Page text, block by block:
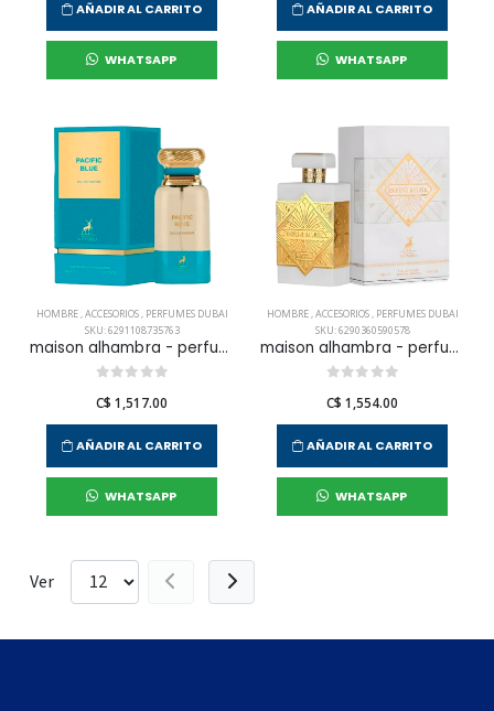
AÑADIR AL CARRITO
WHATSAPP
AÑADIR AL CARRITO
WHATSAPP
HOMBRE,ACCESORIOS, PERFUMES DUBAI
SKU: 6291108735763
maison alhambra - perfume pacific blue edp 80 ml para hombre
C$ 1,517.00
AÑADIR AL CARRITO
WHATSAPP
HOMBRE,ACCESORIOS, PERFUMES DUBAI
SKU: 6290360590578
maison alhambra - perfume infini musk edp 100 ml para hombre
C$ 1,554.00
AÑADIR AL CARRITO
WHATSAPP
Ver